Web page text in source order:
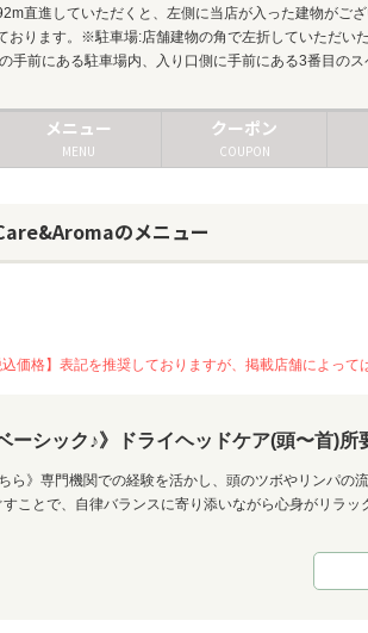
直進していただくと、左側に当店が入った建物が
おります。※駐車場:店舗建物の角で左折していただい
手前にある駐車場内、入り口側に手前にある3番目のス
メニュー
MENU
クーポン
COUPON
のメニュー
価格】表記を推奨しておりますが、掲載店舗によっ
ーシック♪》ドライヘッドケア(頭〜首)
ら》専門機関での経験を活かし、頭のツボやリンパ
ことで、自律バランスに寄り添いながら心身がリラ